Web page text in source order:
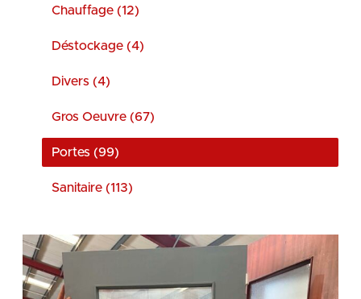
Chauffage (12)
Déstockage (4)
Divers (4)
Gros Oeuvre (67)
Portes (99)
Sanitaire (113)